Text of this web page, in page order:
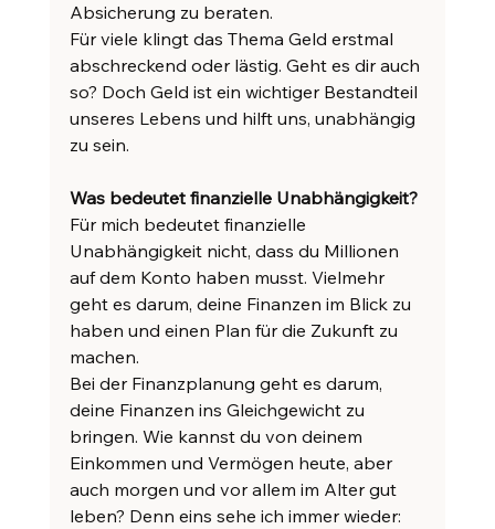
Absicherung zu beraten.
Für viele klingt das Thema Geld erstmal
abschreckend oder lästig. Geht es dir auch
so? Doch Geld ist ein wichtiger Bestandteil
unseres Lebens und hilft uns, unabhängig
zu sein.
Was bedeutet finanzielle Unabhängigkeit?
Für mich bedeutet finanzielle
Unabhängigkeit nicht, dass du Millionen
auf dem Konto haben musst. Vielmehr
geht es darum, deine Finanzen im Blick zu
haben und einen Plan für die Zukunft zu
machen.
Bei der Finanzplanung geht es darum,
deine Finanzen ins Gleichgewicht zu
bringen. Wie kannst du von deinem
Einkommen und Vermögen heute, aber
auch morgen und vor allem im Alter gut
leben? Denn eins sehe ich immer wieder: